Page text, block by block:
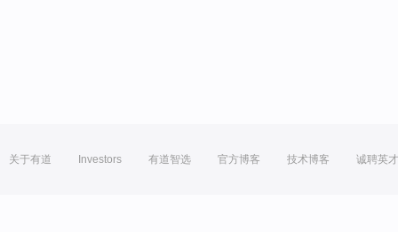
关于有道 Investors 有道智选 官方博客 技术博客 诚聘英才